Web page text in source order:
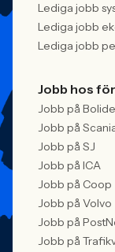
Lediga jobb
Lediga jobb
Lediga jobb
Jobb hos
Jobb på
Jobb på
Jobb på SJ
Jobb på ICA
Jobb på Coop
Jobb på Volvo
Jobb på
Jobb på